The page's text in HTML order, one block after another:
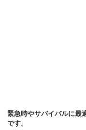
緊急時やサバイバルに最
です。